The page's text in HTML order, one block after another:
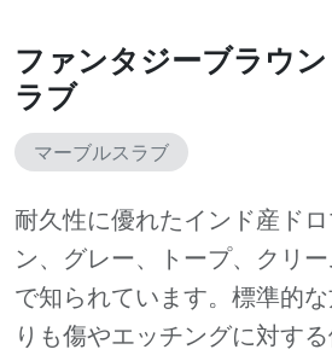
ファンタジーブラウ
ラブ
マーブルスラブ
耐久性に優れたインド産ド
ン、グレー、トープ、クリ
で知られています。標準的
りも傷やエッチングに対す